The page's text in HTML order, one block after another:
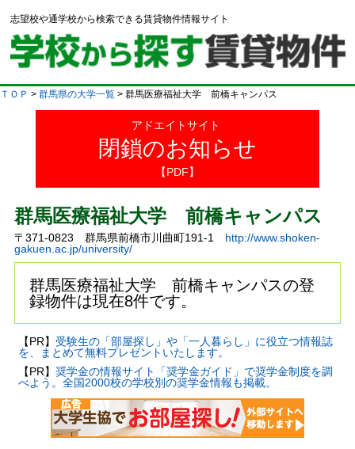
志望校や通学校から検索できる賃貸物件情報サイト
ＴＯＰ > 群馬県の大学一覧 > 群馬医療福祉大学 前橋キャンパス
アドエイトサイト
閉鎖のお知らせ
【PDF】
群馬医療福祉大学 前橋キャンパス
〒371-0823 群馬県前橋市川曲町191-1 http://www.shoken-
gakuen.ac.jp/university/
群馬医療福祉大学 前橋キャンパスの登
録物件は現在8件です。
【PR】 受験生の「部屋探し」や「一人暮らし」に役立つ情報誌
を、まとめて無料プレゼントいたします。
【PR】 奨学金の情報サイト「奨学金ガイド」で奨学金制度を調
べよう。全国2000校の学校別の奨学金情報も掲載。